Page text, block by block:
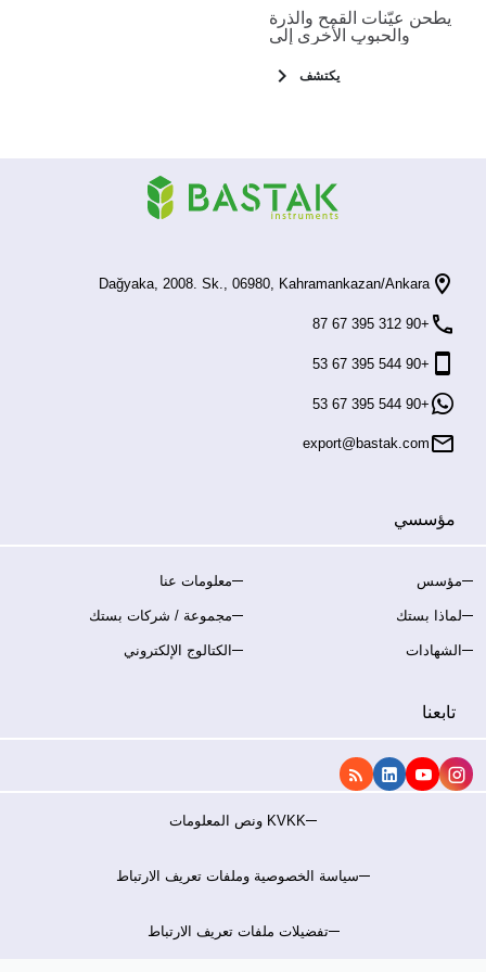
يطحن عيّنات القمح والذرة
والحبوب الأخرى إلى
المختبري. تُحضّر مطحنة
الأقراص 1650 عيّنات
إلى قطع أصغر في القمح
والذرة والشعير والجاودار
يكتشف
Dağyaka, 2008. Sk., 06980, Kahramankazan/Ankara
+90 312 395 67 87
+90 544 395 67 53
export@bastak.com
مؤسسي
مؤسس معلومات عنا
لماذا بستك مجموعة / شركات بستك
الشهادات الكتالوج الإلكتروني
تابعنا
KVKK ونص المعلومات
سياسة الخصوصية وملفات تعريف الارتباط
تفضيلات ملفات تعريف الارتباط